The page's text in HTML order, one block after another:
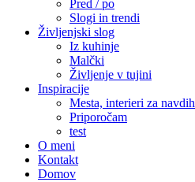
Pred / po
Slogi in trendi
Življenjski slog
Iz kuhinje
Malčki
Življenje v tujini
Inspiracije
Mesta, interieri za navdih
Priporočam
test
O meni
Kontakt
Domov